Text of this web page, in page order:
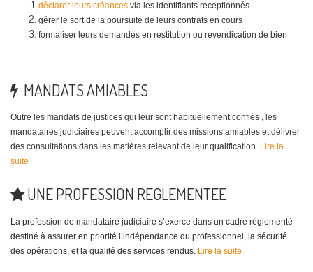
déclarer leurs créances via les identifiants receptionnés
gérer le sort de la poursuite de leurs contrats en cours
formaliser leurs demandes en restitution ou revendication de bien
MANDATS AMIABLES
Outre les mandats de justices qui leur sont habituellement confiès , les
mandataires judiciaires peuvent accomplir des missions amiables et délivrer
des consultations dans les matières relevant de leur qualification. Lire la
suite
UNE PROFESSION REGLEMENTEE
La profession de mandataire judiciaire s’exerce dans un cadre réglementé
destiné à assurer en priorité l’indépendance du professionnel, la sécurité
des opérations, et la qualité des services rendus. Lire la suite